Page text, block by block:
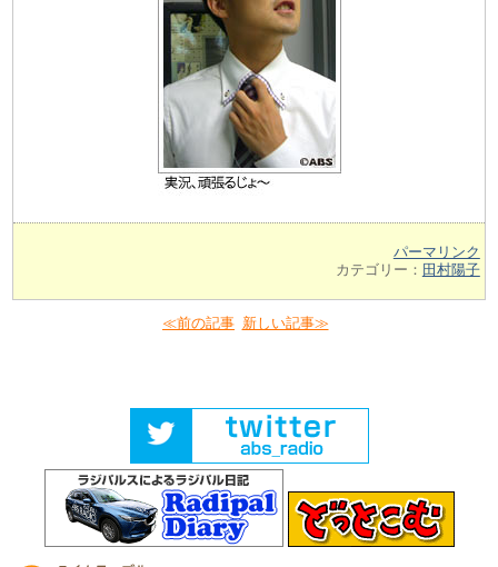
パーマリンク
カテゴリー： 田村陽子
≪前の記事 新しい記事≫